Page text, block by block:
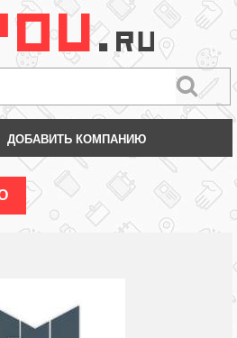
ДОБАВИТЬ КОМПАНИЮ